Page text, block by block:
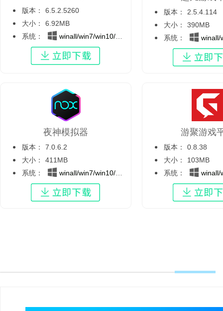
版本：
6.5.2.5260
大小：
6.92MB
系统：
winall/win7/win10/win11
版本：
2.5.4.114
大小：
390MB
系统：
winall/
夜神模拟器
版本：
7.0.6.2
大小：
411MB
系统：
winall/win7/win10/win11
游聚游戏
版本：
0.8.38
大小：
103MB
系统：
winall/